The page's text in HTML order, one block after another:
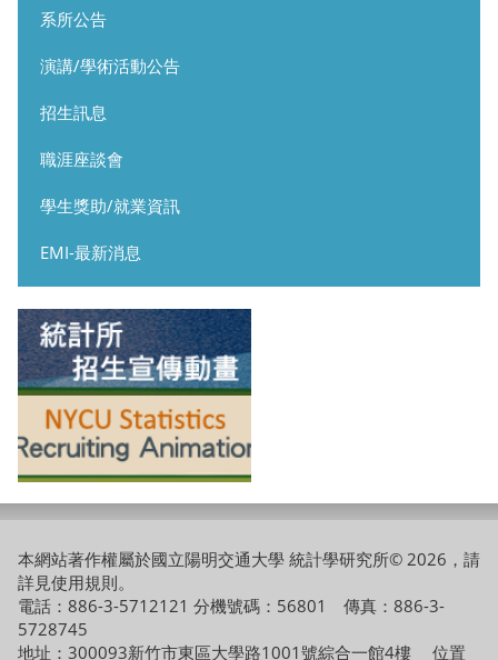
系所公告
演講/學術活動公告
招生訊息
職涯座談會
學生獎助/就業資訊
EMI-最新消息
本網站著作權屬於國立陽明交通大學 統計學研究所© 2026，請
詳見使用規則。
電話：886-3-5712121 分機號碼：56801 傳真：886-3-
5728745
地址：300093新竹市東區大學路1001號綜合一館4樓 位置